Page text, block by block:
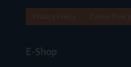
E-Shop